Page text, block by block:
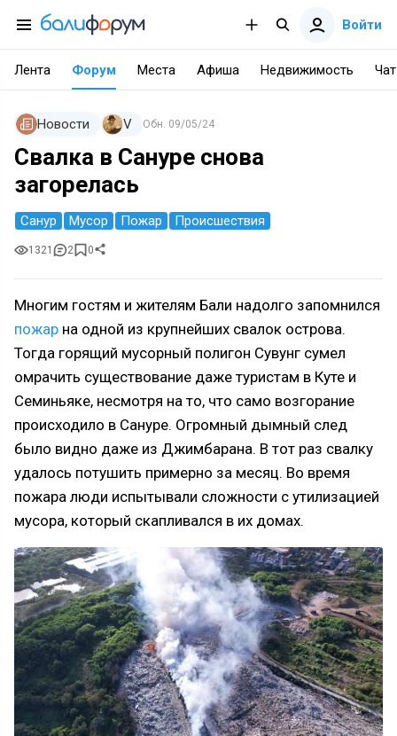
Войти
Лента Форум Места Афиша Недвижимость Чат
Новости V Обн. 09/05/24
Свалка в Сануре снова
загорелась
Санур Мусор Пожар Происшествия
1321 2 0
Многим гостям и жителям Бали надолго запомнился
пожар на одной из крупнейших свалок острова.
Тогда горящий мусорный полигон Сувунг сумел
омрачить существование даже туристам в Куте и
Семиньяке, несмотря на то, что само возгорание
происходило в Сануре. Огромный дымный след
было видно даже из Джимбарана. В тот раз свалку
удалось потушить примерно за месяц. Во время
пожара люди испытывали сложности с утилизацией
мусора, который скапливался в их домах.